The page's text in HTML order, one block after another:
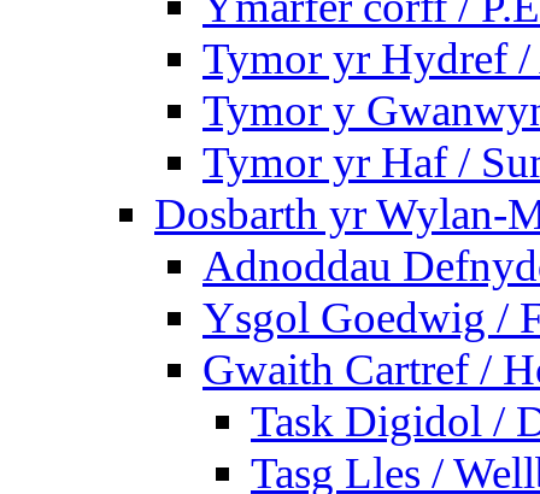
Tymor yr Hydref
Tymor y
Tymor yr Haf /
Dosbarth yr Wylan-
Adnoddau
Ysgol Goedwig /
Gwaith Cartref /
Task Digidol /
Tasg Lles /